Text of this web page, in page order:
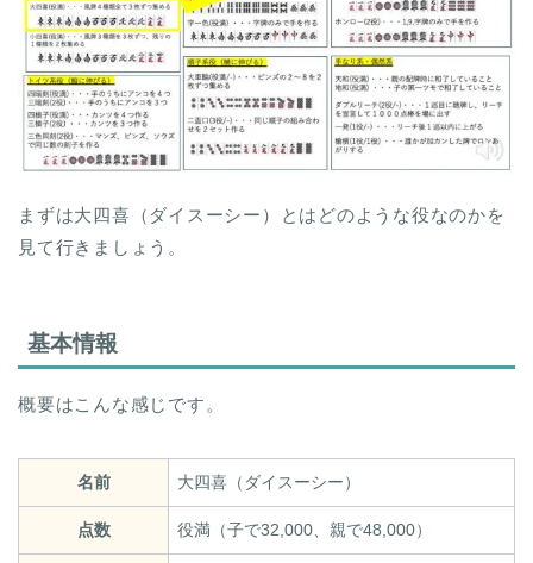
まずは大四喜（ダイスーシー）とはどのような役なのかを
見て行きましょう。
基本情報
概要はこんな感じです。
名前 大四喜（ダイスーシー）
点数 役満（子で32,000、親で48,000）